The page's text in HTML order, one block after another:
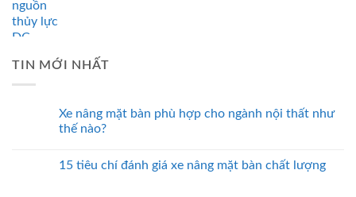
TIN MỚI NHẤT
Xe nâng mặt bàn phù hợp cho ngành nội thất như
thế nào?
15 tiêu chí đánh giá xe nâng mặt bàn chất lượng